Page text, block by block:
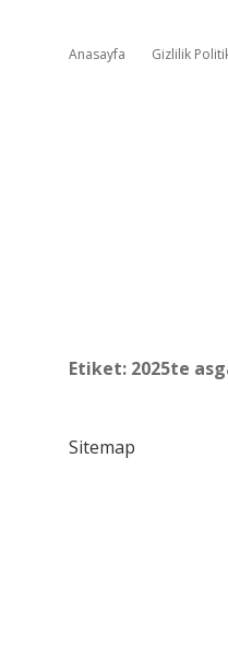
Anasayfa Gizlilik
Etiket: 2025te
Sitemap